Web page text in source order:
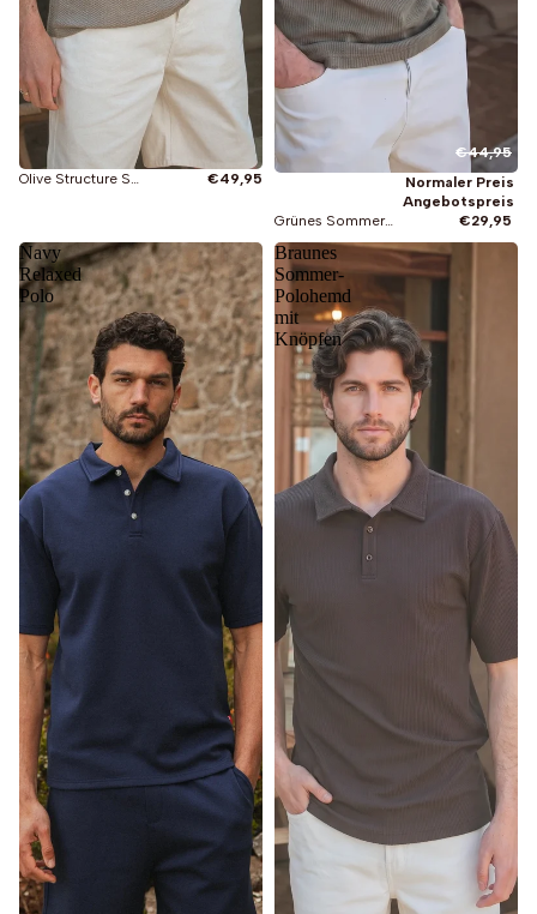
Olive Structure Sommer V-Polo €49,95
Grünes Sommer-Polohemd mit Knopfleiste
Angebotspreis
€29,95
Normaler Preis
€44,95
Navy
Relaxed
Polo
Braunes
Sommer-
Polohemd
mit
Knöpfen